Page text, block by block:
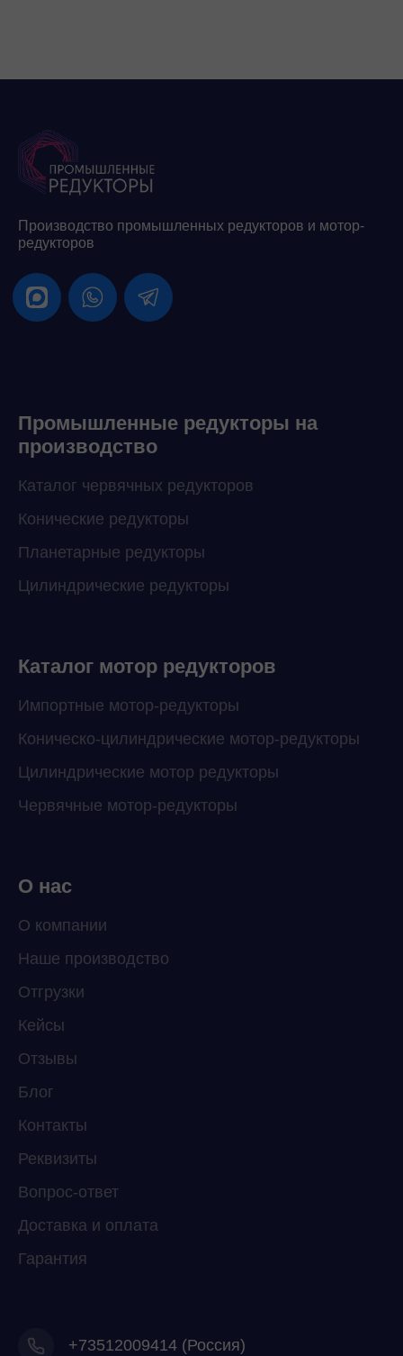
Производство промышленных редукторов и мотор-
редукторов
Промышленные редукторы на
производство
Каталог червячных редукторов
Конические редукторы
Планетарные редукторы
Цилиндрические редукторы
Каталог мотор редукторов
Импортные мотор-редукторы
Коническо-цилиндрические мотор-редукторы
Цилиндрические мотор редукторы
Червячные мотор-редукторы
О нас
О компании
Наше производство
Отгрузки
Кейсы
Отзывы
Блог
Контакты
Реквизиты
Вопрос-ответ
Доставка и оплата
Гарантия
+73512009414 (Россия)